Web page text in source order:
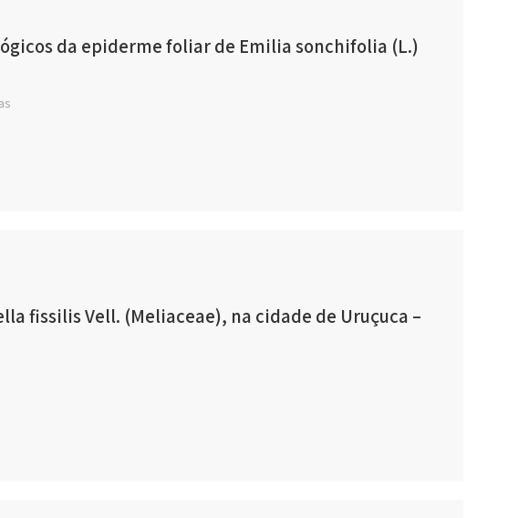
da epiderme foliar de Emilia sonchifolia (L.)
fissilis Vell. (Meliaceae), na cidade de Uruçuca –